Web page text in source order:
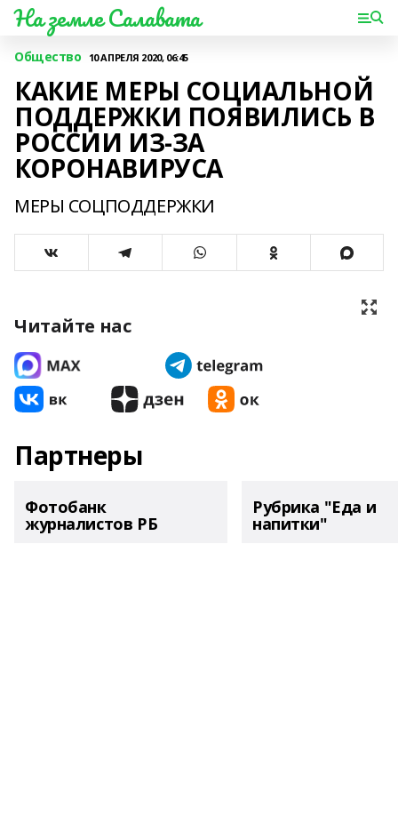
На земле Салавата
Общество 10 АПРЕЛЯ 2020, 06:45
КАКИЕ МЕРЫ СОЦИАЛЬНОЙ
ПОДДЕРЖКИ ПОЯВИЛИСЬ В
РОССИИ ИЗ-ЗА
КОРОНАВИРУСА
МЕРЫ СОЦПОДДЕРЖКИ
Читайте нас
Партнеры
Фотобанк
журналистов РБ
Рубрика "Еда и
напитки"